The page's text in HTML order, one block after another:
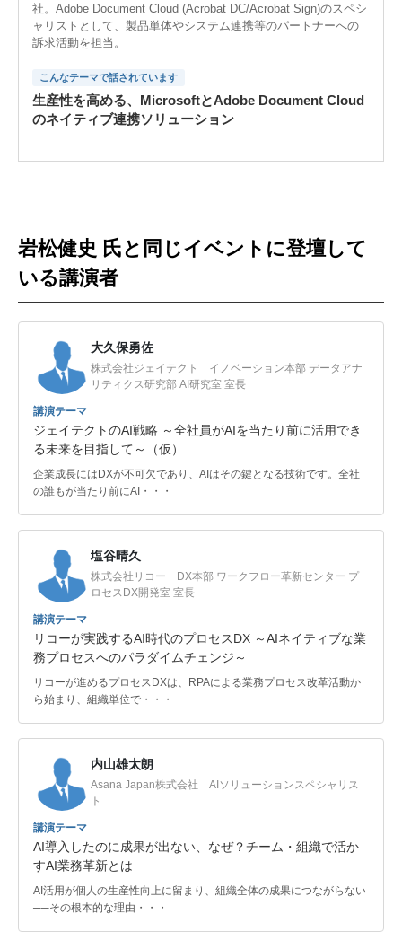
社。Adobe Document Cloud (Acrobat DC/Acrobat Sign)のスペシ
ャリストとして、製品単体やシステム連携等のパートナーへの
訴求活動を担当。
こんなテーマで話されています
生産性を高める、MicrosoftとAdobe Document Cloud
のネイティブ連携ソリューション
岩松健史 氏と同じイベントに登壇して
いる講演者
大久保勇佐
株式会社ジェイテクト イノベーション本部 データアナ
リティクス研究部 AI研究室 室長
講演テーマ
ジェイテクトのAI戦略 ～全社員がAIを当たり前に活用でき
る未来を目指して～（仮）
企業成長にはDXが不可欠であり、AIはその鍵となる技術です。全社
の誰もが当たり前にAI・・・
塩谷晴久
株式会社リコー DX本部 ワークフロー革新センター プ
ロセスDX開発室 室長
講演テーマ
リコーが実践するAI時代のプロセスDX ～AIネイティブな業
務プロセスへのパラダイムチェンジ～
リコーが進めるプロセスDXは、RPAによる業務プロセス改革活動か
ら始まり、組織単位で・・・
内山雄太朗
Asana Japan株式会社 AIソリューションスペシャリス
ト
講演テーマ
AI導入したのに成果が出ない、なぜ？チーム・組織で活か
すAI業務革新とは
AI活用が個人の生産性向上に留まり、組織全体の成果につながらない
──その根本的な理由・・・